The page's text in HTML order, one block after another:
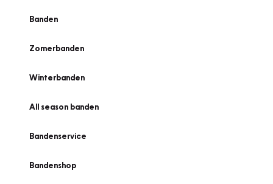
Banden
Zomerbanden
Winterbanden
All season banden
Bandenservice
Bandenshop